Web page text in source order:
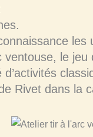
ventouse, le
Rivet dans la